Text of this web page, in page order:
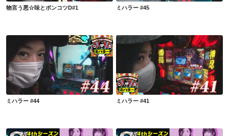
物言う悪☆味とポンコツD#1 ミハラー #45
ミハラー #44
ミハラー #44
ミハラー #41
ミハラー #41